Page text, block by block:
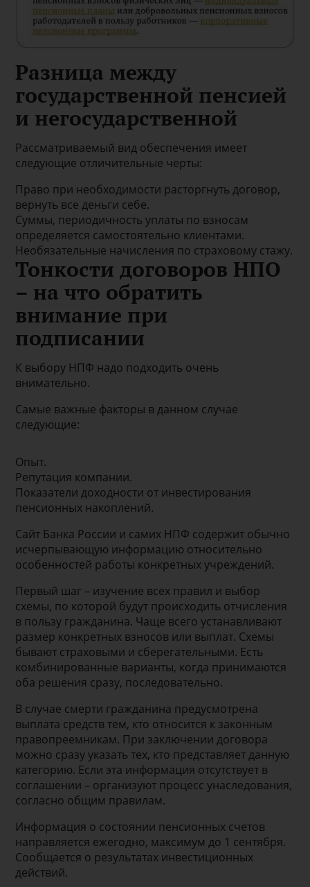
Разница между
государственной пенсией
и негосударственной
Рассматриваемый вид обеспечения имеет
следующие отличительные черты:
Право при необходимости расторгнуть договор,
вернуть все деньги себе.
Суммы, периодичность уплаты по взносам
определяется самостоятельно клиентами.
Необязательные начисления по страховому стажу.
Тонкости договоров НПО
– на что обратить
внимание при
подписании
К выбору НПФ надо подходить очень
внимательно.
Самые важные факторы в данном случае
следующие:
Опыт.
Репутация компании.
Показатели доходности от инвестирования
пенсионных накоплений.
Сайт Банка России и самих НПФ содержит обычно
исчерпывающую информацию относительно
особенностей работы конкретных учреждений.
Первый шаг – изучение всех правил и выбор
схемы, по которой будут происходить отчисления
в пользу гражданина. Чаще всего устанавливают
размер конкретных взносов или выплат. Схемы
бывают страховыми и сберегательными. Есть
комбинированные варианты, когда принимаются
оба решения сразу, последовательно.
В случае смерти гражданина предусмотрена
выплата средств тем, кто относится к законным
правопреемникам. При заключении договора
можно сразу указать тех, кто представляет данную
категорию. Если эта информация отсутствует в
соглашении – организуют процесс унаследования,
согласно общим правилам.
Информация о состоянии пенсионных счетов
направляется ежегодно, максимум до 1 сентября.
Сообщается о результатах инвестиционных
действий.